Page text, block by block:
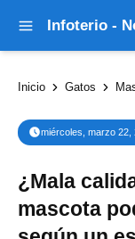
Inicio Gatos
miércoles, marzo 22,
¿Mala
mascota